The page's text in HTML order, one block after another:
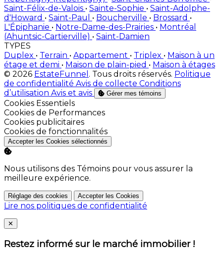
Saint-Félix-de-Valois • Sainte-Sophie • Saint-Adolphe-
d'Howard • Saint-Paul • Boucherville • Brossard •
L'Épiphanie • Notre-Dame-des-Prairies • Montréal
(Ahuntsic-Cartierville) • Saint-Damien
TYPES
Duplex • Terrain • Appartement • Triplex • Maison à un
étage et demi • Maison de plain-pied • Maison à étages
© 2026 EstateFunnel . Tous droits réservés. Politique
de confidentialité Avis de collecte Conditions
d’utilisation Avis et avis Gérer mes témoins
Activer
Cookies Essentiels
Activer
Cookies de Performances
Activer
Cookies publicitaires
Activer
Cookies de fonctionnalités
Accepter les Cookies sélectionnés
Nous utilisons des Témoins pour vous assurer la
meilleure expérience.
Réglage des cookies Accepter les Cookies
Lire nos politiques de confidentialité
Close
✕
Restez informé sur le marché immobilier !